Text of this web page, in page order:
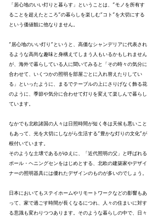
「居心地のいい灯りと暮らす」ということは、”モノを所有す
ることを超えたところ”の暮らしを楽しむ”コト”を大切にする
という価値観に他なりません。
”居心地のいい灯り”というと、高価なシャンデリアに代表され
るような高尚な趣味と身構えてしまう人もいるかもしれません
が、海外で暮らしている人に聞いてみると「その時々の気分に
合わせて、いくつかの照明を部屋ごとに入れ替えたりしてい
る」といったように、まるでテーブルの上にさりげなく飾る花
のように、季節や気分に合わせて灯りを変えて楽しんで暮らし
ています。
なかでも北欧諸国の人々は日照時間が短く冬は天候も悪いこと
もあって、光を大切にしながら生活する”豊かな灯りの文化”が
根付いています。
そのような土壌であるがゆえに、「近代照明の父」と呼ばれる
ポール・ヘニングセンをはじめとする、北欧の建築家やデザイ
ナーの照明器具には優れたデザインのものが多いのでしょう。
日本においてもステイホームやリモートワークなどの影響もあ
って、家で過ごす時間が長くなるにつれ、人々の住まいに対す
る意識も変わりつつあります。そのような暮らしの中で、日々